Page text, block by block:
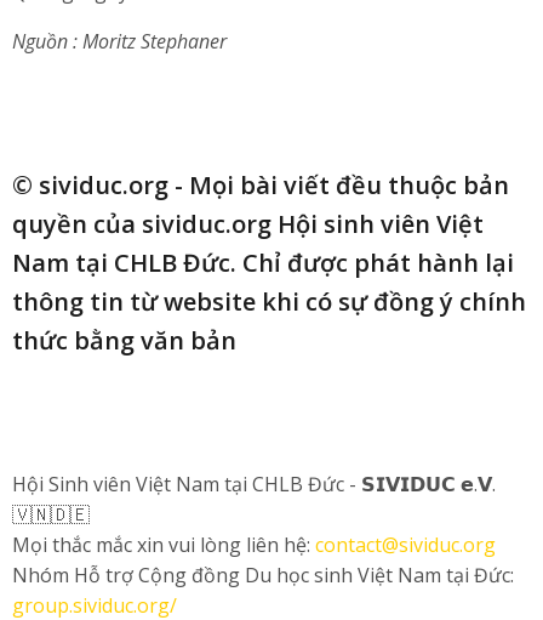
Nguồn : Moritz Stephaner
© sividuc.org - Mọi bài viết đều thuộc bản
quyền của sividuc.org Hội sinh viên Việt
Nam tại CHLB Đức. Chỉ được phát hành lại
thông tin từ website khi có sự đồng ý chính
thức bằng văn bản
Hội Sinh viên Việt Nam tại CHLB Đức - 𝗦𝗜𝗩𝗜𝗗𝗨𝗖 𝗲.𝗩.
🇻🇳🇩🇪
Mọi thắc mắc xin vui lòng liên hệ: contact@sividuc.org
Nhóm Hỗ trợ Cộng đồng Du học sinh Việt Nam tại Đức:
group.sividuc.org/